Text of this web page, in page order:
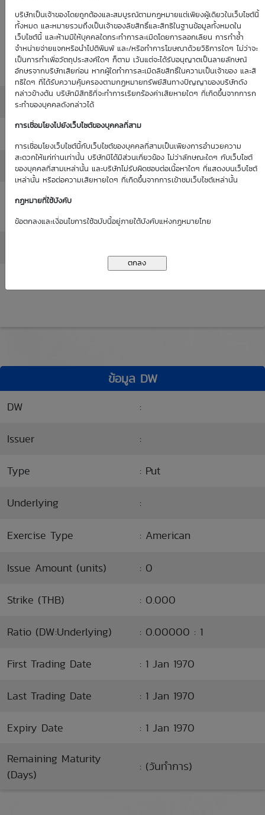
บริษัทเป็นเจ้าของโดยถูกต้องและสมบูรณ์ตามกฏหมายแต่เพียงผู้เดียวในเว็บไซต์นี้
ทั้งหมด และหมายรวมถึงเป็นเจ้าของลิขสิทธิ์และสิทธิในฐานข้อมูลทั้งหมดใน
เว็บไซต์นี้ และห้ามมิให้บุคคลใดกระทำการละเมิดโดยการลอกเลียน การทำซ้ำ
จำหน่ายจ่ายแจกหรือนำไปตีพิมพ์ และ/หรือทำการโฆษณาด้วยวิธีการใดๆ ไม่ว่าจะ
เป็นการทำเพื่อวัตถุประสงค์ใดๆ ก็ตาม เว้นแต่จะได้รับอนุญาตเป็นลายลักษณ์
อักษรจากบริษัทเสียก่อน หากผู้ใดทำการละเมิดลิขสิทธิ์ในความเป็นเจ้าของ และสิ
ทธิใดๆ ที่ได้รับความคุ้มครองตามกฏหมายทรัพย์สินทางปัญญาของบริษัทดัง
กล่าวข้างต้น บริษัทมีสิทธิที่จะทำการเรียกร้องค่าเสียหายใดๆ ที่เกิดขึ้นจากการก
ระทำของบุคคลดังกล่าวได้
การเชื่อมโยงไปยังเว็บไซต์ของบุคคลที่สาม
การเชื่อมโยงเว็บไซต์นี้กับเว็บไซต์ของบุคคลที่สามเป็นเพียงการอำนวยความ
สะดวกให้แก่ท่านเท่านั้น บริษัทมิได้มีส่วนเกี่ยวข้อง ไม่ว่าลักษณะใดๆ กับเว็บไซต์
ของบุคคลที่สามเหล่านั้น และบริษัทไม่รับผิดชอบต่อเนื้อหาใดๆ ที่แสดงบนเว็บไซต์
เหล่านั้น หรือต่อความเสียหายใดๆ ที่เกิดขึ้นจากการเข้าชมเว็บไซต์เหล่านั้น
กฏหมายที่ใช้บังคับ
ข้อตกลงและเงื่อนไขการใช้ฉบับนี้อยู่ภายใต้บังคับแห่งกฏหมายไทย
Historical
Volatility
: 0.00%(as of 1
Jan 70)
:
0.00%
(as of 1
Jan 70)
Moneyness
: ATM / 0.00%
Delta
: 0.00%
All in Premium
: 0.00%
Intrinsic Value
(THB)
ข้อมูล DW
DW :
Issuer :
Type : Put
Underlying :
Exercise Type : American
Issue Amount (units) : 0
Strike (THB) : 0.000
Ratio (DW:Underlying) : 0.00000 : 1
First Trading Date : 1 Jan 1970
Last Trading Date : 1 Jan 1970
Expiry Date : 1 Jan 1970
Remaining Maturity
(Days)
: (วันทำการ)